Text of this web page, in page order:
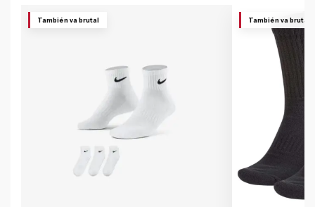
También va brutal También va brutal